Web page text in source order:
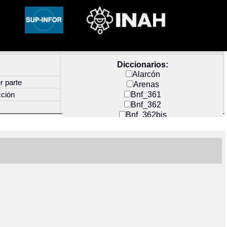
Diccionarios:
Alarcón
Arenas
Bnf_361
Bnf_362
Bnf_362bis
Docs_México
parte